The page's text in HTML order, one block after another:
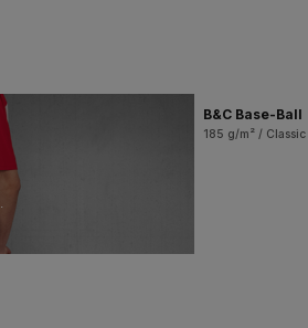
B&C Base-Ball
185 g/m² / Classic